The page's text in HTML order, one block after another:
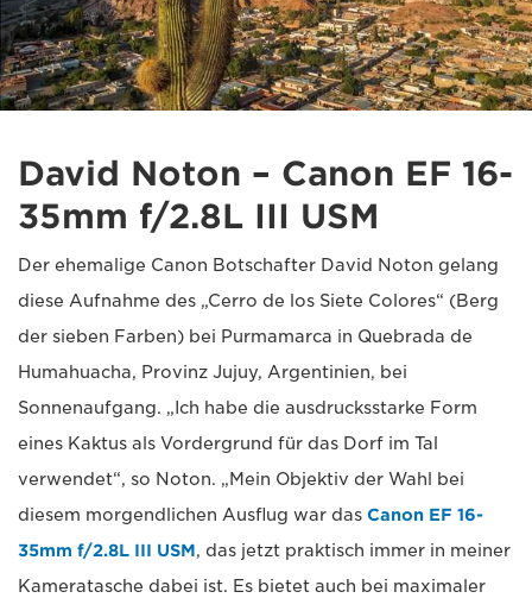
David Noton – Canon EF 16-
35mm f/2.8L III USM
Der ehemalige Canon Botschafter David Noton gelang
diese Aufnahme des „Cerro de los Siete Colores“ (Berg
der sieben Farben) bei Purmamarca in Quebrada de
Humahuacha, Provinz Jujuy, Argentinien, bei
Sonnenaufgang. „Ich habe die ausdrucksstarke Form
eines Kaktus als Vordergrund für das Dorf im Tal
verwendet“, so Noton. „Mein Objektiv der Wahl bei
diesem morgendlichen Ausflug war das Canon EF 16-
35mm f/2.8L III USM, das jetzt praktisch immer in meiner
Kameratasche dabei ist. Es bietet auch bei maximaler